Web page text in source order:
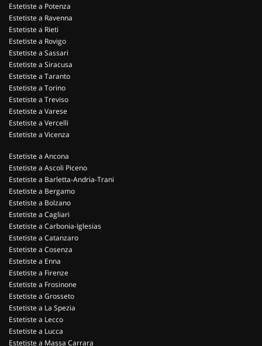
Estetiste a Potenza
Estetiste a Ravenna
Estetiste a Rieti
Estetiste a Rovigo
Estetiste a Sassari
Estetiste a Siracusa
Estetiste a Taranto
Estetiste a Torino
Estetiste a Treviso
Estetiste a Varese
Estetiste a Vercelli
Estetiste a Vicenza
Estetiste a Ancona
Estetiste a Ascoli Piceno
Estetiste a Barletta-Andria-Trani
Estetiste a Bergamo
Estetiste a Bolzano
Estetiste a Cagliari
Estetiste a Carbonia-Iglesias
Estetiste a Catanzaro
Estetiste a Cosenza
Estetiste a Enna
Estetiste a Firenze
Estetiste a Frosinone
Estetiste a Grosseto
Estetiste a La Spezia
Estetiste a Lecco
Estetiste a Lucca
Estetiste a Massa Carrara